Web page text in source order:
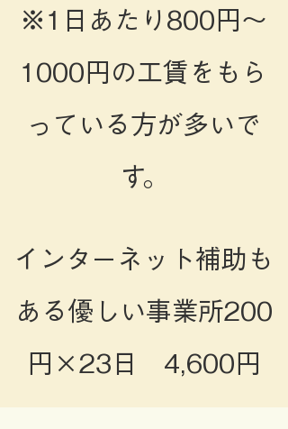
※1日あたり800円～
1000円の工賃をもら
っている方が多いで
す。
インターネット補助も
ある優しい事業所200
円×23日 4,600円